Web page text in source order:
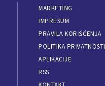
MARKETING
IMPRESUM
PRAVILA KORIŠĆENJA
POLITIKA PRIVATNOSTI
APLIKACIJE
RSS